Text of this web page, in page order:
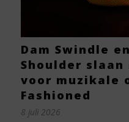
Dam Swindle
Shoulder slaan
voor muzikale
Fashioned
8 juli 2026